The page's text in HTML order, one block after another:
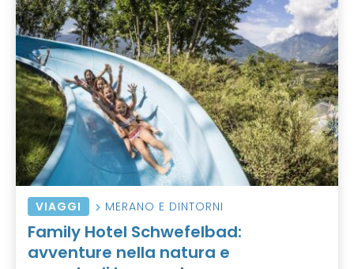
VIAGGI MERANO E DINTORNI
Family Hotel Schwefelbad:
avventure nella natura e